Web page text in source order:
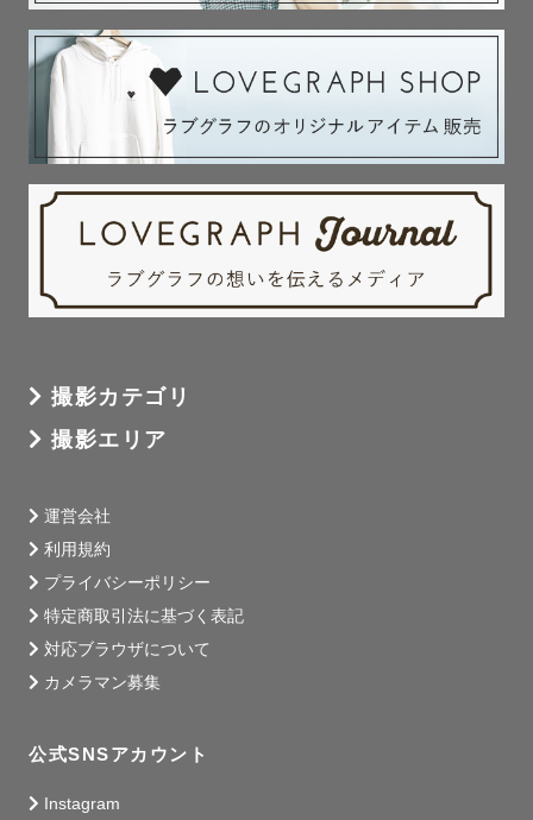
撮影カテゴリ
撮影エリア
運営会社
利用規約
プライバシーポリシー
特定商取引法に基づく表記
対応ブラウザについて
カメラマン募集
公式SNSアカウント
Instagram